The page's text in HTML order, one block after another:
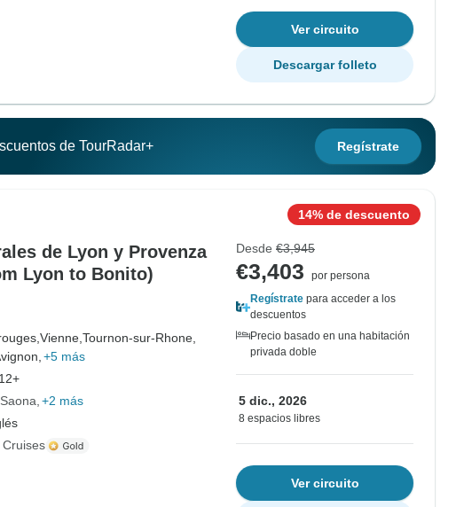
Ver circuito
Descargar folleto
de TourRadar+ Regístrate
de Lyon y Provenza
Lyon to Bonito)
Vienne, Tournon-sur-Rhone,
+5 más
Saona +2 más
14% de descuento
Desde €3,945
€3,403
por persona
Regístrate para acceder a los
descuentos
Precio basado en una habitación
privada doble
5 dic., 2026
8 espacios libres
Ver circuito